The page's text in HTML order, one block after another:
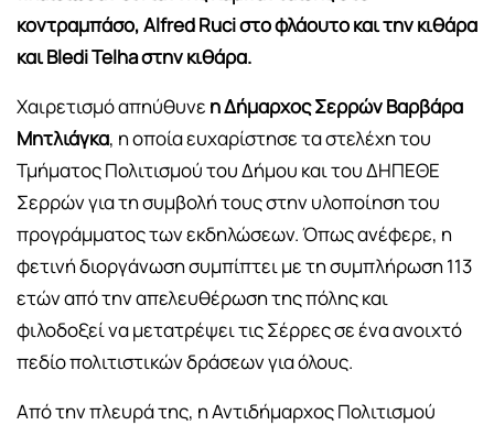
κοντραμπάσο, Alfred Ruci στο φλάουτο και την κιθάρα
και Bledi Telha στην κιθάρα.
Χαιρετισμό απηύθυνε η Δήμαρχος Σερρών Βαρβάρα
Μητλιάγκα, η οποία ευχαρίστησε τα στελέχη του
Τμήματος Πολιτισμού του Δήμου και του ΔΗΠΕΘΕ
Σερρών για τη συμβολή τους στην υλοποίηση του
προγράμματος των εκδηλώσεων. Όπως ανέφερε, η
φετινή διοργάνωση συμπίπτει με τη συμπλήρωση 113
ετών από την απελευθέρωση της πόλης και
φιλοδοξεί να μετατρέψει τις Σέρρες σε ένα ανοιχτό
πεδίο πολιτιστικών δράσεων για όλους.
Από την πλευρά της, η Αντιδήμαρχος Πολιτισμού